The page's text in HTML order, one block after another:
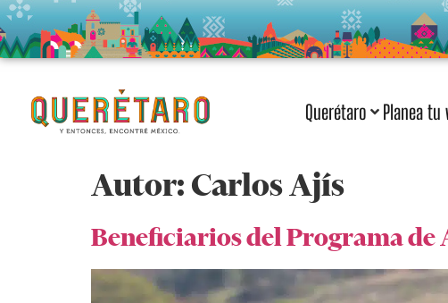
Querétaro Planea tu
Autor: Carlos Ajís
Beneficiarios del Programa de